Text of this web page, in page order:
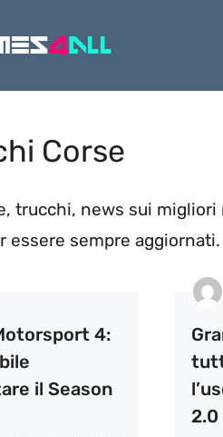
Corse
trucchi, news sui migliori
essere sempre aggiornati.
4:
il Season
2.0